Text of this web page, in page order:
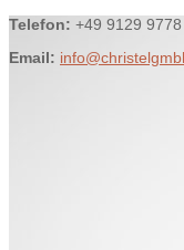
Telefon: +49 9129 9778
Email: